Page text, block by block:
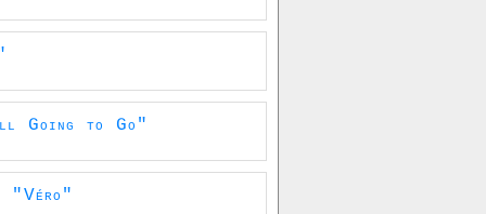
Going to Go"
"Véro"